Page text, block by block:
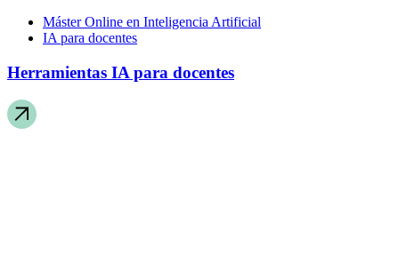
Máster Online en Inteligencia Artificial
IA para docentes
Herramientas IA para docentes